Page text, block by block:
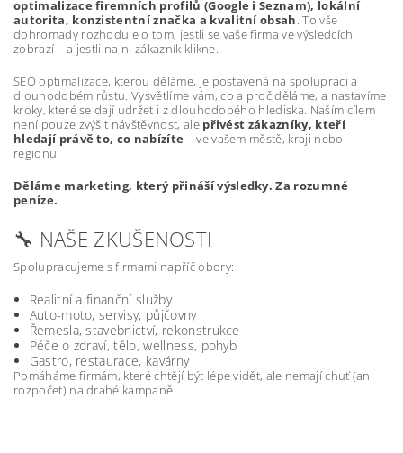
optimalizace firemních profilů (Google i Seznam), lokální
autorita, konzistentní značka a kvalitní obsah. To vše
dohromady rozhoduje o tom, jestli se vaše firma ve výsledcích
zobrazí – a jestli na ni zákazník klikne.
SEO optimalizace, kterou děláme, je postavená na spolupráci a
dlouhodobém růstu. Vysvětlíme vám, co a proč děláme, a nastavíme
kroky, které se dají udržet i z dlouhodobého hlediska. Naším cílem
není pouze zvýšit návštěvnost, ale přivést zákazníky, kteří
hledají právě to, co nabízíte – ve vašem městě, kraji nebo
regionu.
Děláme marketing, který přináší výsledky. Za rozumné
peníze.
🔧 NAŠE ZKUŠENOSTI
Spolupracujeme s firmami napříč obory:
Realitní a finanční služby
Auto-moto, servisy, půjčovny
Řemesla, stavebnictví, rekonstrukce
Péče o zdraví, tělo, wellness, pohyb
Gastro, restaurace, kavárny
Pomáháme firmám, které chtějí být lépe vidět, ale nemají chuť (ani
rozpočet) na drahé kampaně.